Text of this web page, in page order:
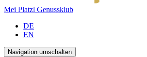
Mei Platzl Genussklub
DE
EN
Navigation umschalten